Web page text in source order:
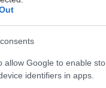
allow Google to enable
identifiers in apps.
σφύζει από